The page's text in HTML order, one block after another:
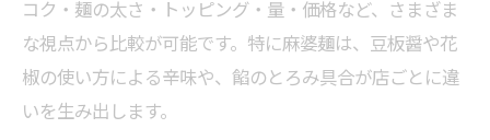
コク・麺の太さ・トッピング・量・価格など、さまざま
な視点から比較が可能です。特に麻婆麺は、豆板醤や花
椒の使い方による辛味や、餡のとろみ具合が店ごとに違
いを生み出します。